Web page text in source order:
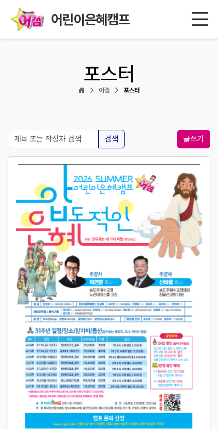
어린이은혜캠프
포스터
어캠 포스터
검색 글쓰기